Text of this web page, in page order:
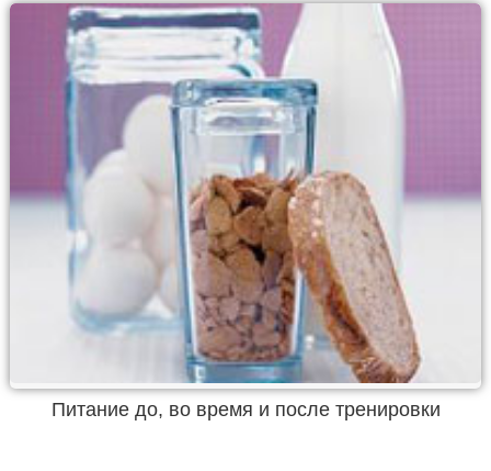
Питание до, во время и после тренировки